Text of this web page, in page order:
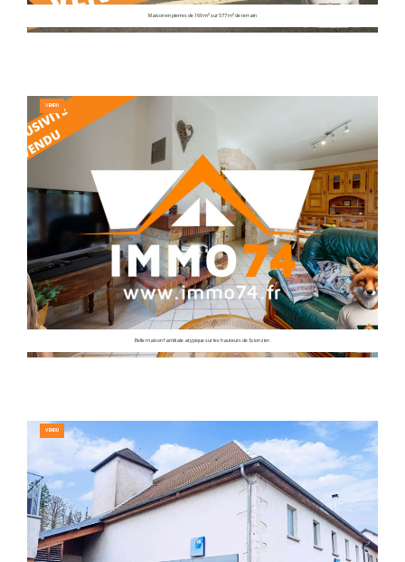
Maison en pierres de 169 m² sur 577 m² de terrain
VENDU
Belle maison familiale atypique sur les hauteurs de Scionzier.
VENDU